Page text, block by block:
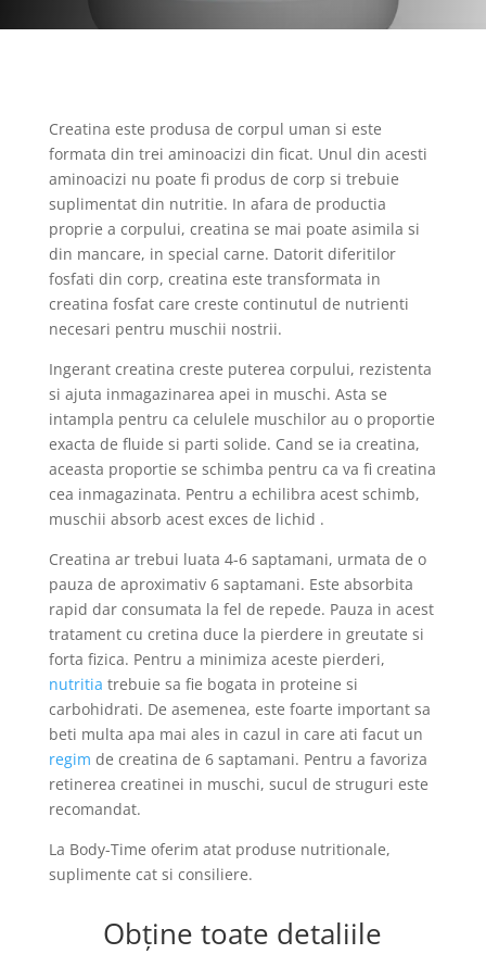
Creatina este produsa de corpul uman si este
formata din trei aminoacizi din ficat. Unul din acesti
aminoacizi nu poate fi produs de corp si trebuie
suplimentat din nutritie. In afara de productia
proprie a corpului, creatina se mai poate asimila si
din mancare, in special carne. Datorit diferitilor
fosfati din corp, creatina este transformata in
creatina fosfat care creste continutul de nutrienti
necesari pentru muschii nostrii.
Ingerant creatina creste puterea corpului, rezistenta
si ajuta inmagazinarea apei in muschi. Asta se
intampla pentru ca celulele muschilor au o proportie
exacta de fluide si parti solide. Cand se ia creatina,
aceasta proportie se schimba pentru ca va fi creatina
cea inmagazinata. Pentru a echilibra acest schimb,
muschii absorb acest exces de lichid .
Creatina ar trebui luata 4-6 saptamani, urmata de o
pauza de aproximativ 6 saptamani. Este absorbita
rapid dar consumata la fel de repede. Pauza in acest
tratament cu cretina duce la pierdere in greutate si
forta fizica. Pentru a minimiza aceste pierderi,
nutritia trebuie sa fie bogata in proteine si
carbohidrati. De asemenea, este foarte important sa
beti multa apa mai ales in cazul in care ati facut un
regim de creatina de 6 saptamani. Pentru a favoriza
retinerea creatinei in muschi, sucul de struguri este
recomandat.
La Body-Time oferim atat produse nutritionale,
suplimente cat si consiliere.
Obține toate detaliile